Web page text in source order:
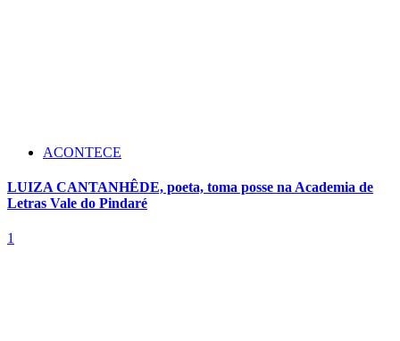
ACONTECE
LUIZA CANTANHÊDE, poeta, toma posse na Academia de
Letras Vale do Pindaré
1